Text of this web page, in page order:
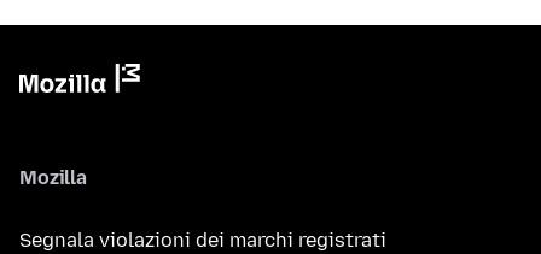
Mozilla
Segnala violazioni dei marchi registrati